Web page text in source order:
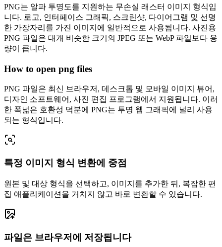
PNG는 알파 투명도를 지원하는 무손실 래스터 이미지 형식입
니다. 로고, 인터페이스 그래픽, 스크린샷, 다이어그램 및 선명
한 가장자리를 가진 이미지에 일반적으로 사용됩니다. 사진용
PNG 파일은 대개 비슷한 크기의 JPEG 또는 WebP 파일보다 용
량이 큽니다.
How to open png files
PNG 파일은 최신 브라우저, 데스크톱 및 모바일 이미지 뷰어,
디자인 소프트웨어, 사진 편집 프로그램에서 지원됩니다. 이러
한 폭넓은 호환성 덕분에 PNG는 투명 웹 그래픽에 널리 사용
되는 형식입니다.
특정 이미지 형식 변환에 중점
원본 및 대상 형식을 선택하고, 이미지를 추가한 뒤, 복잡한 편
집 애플리케이션을 거치지 않고 바로 변환할 수 있습니다.
파일은 브라우저에 저장됩니다